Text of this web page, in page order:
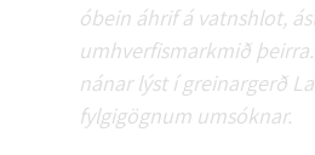
óbein áhrif á vatnshlot,
umhverfismarkmið
nánar lýst í greinargerð
fylgigögnum umsóknar.